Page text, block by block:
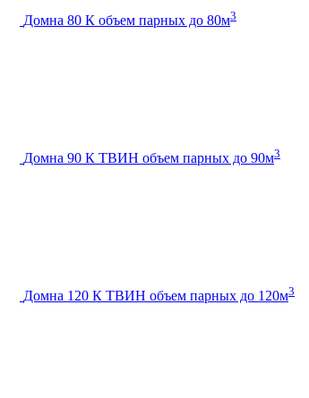
Домна 80 К объем парных до 80м3
Домна 90 К ТВИН объем парных до 90м3
Домна 120 К ТВИН объем парных до 120м3